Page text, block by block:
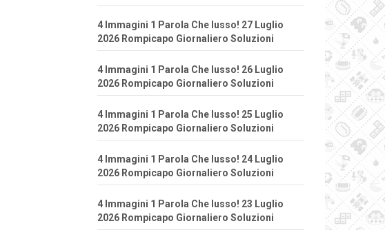
4 Immagini 1 Parola Che lusso! 27 Luglio
2026 Rompicapo Giornaliero Soluzioni
4 Immagini 1 Parola Che lusso! 26 Luglio
2026 Rompicapo Giornaliero Soluzioni
4 Immagini 1 Parola Che lusso! 25 Luglio
2026 Rompicapo Giornaliero Soluzioni
4 Immagini 1 Parola Che lusso! 24 Luglio
2026 Rompicapo Giornaliero Soluzioni
4 Immagini 1 Parola Che lusso! 23 Luglio
2026 Rompicapo Giornaliero Soluzioni